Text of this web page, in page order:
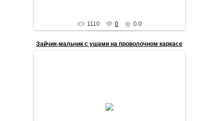
1110 0 0.0
Зайчик-мальчик с ушами на проволочном каркасе
Текстильная интерьерная кукла заяц